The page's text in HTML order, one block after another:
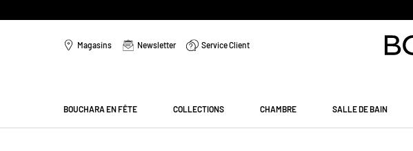
Magasins Newsletter Service Client
BOUCHARA EN FÊTE COLLECTIONS CHAMBRE SALLE DE BAIN